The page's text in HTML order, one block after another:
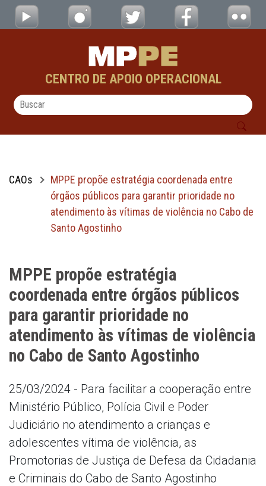
Pular para o Conteúdo principal
MPPE propõe estratégia coordenada
CENTRO DE APOIO OPERACIONAL
CAOs
MPPE propõe estratégia coordenada entre
órgãos públicos para garantir prioridade no
atendimento às vítimas de violência no Cabo de
Santo Agostinho
MPPE propõe estratégia
coordenada entre órgãos públicos
para garantir prioridade no
atendimento às vítimas de violência
no Cabo de Santo Agostinho
25/03/2024 - Para facilitar a cooperação entre
Ministério Público, Polícia Civil e Poder
Judiciário no atendimento a crianças e
adolescentes vítima de violência, as
Promotorias de Justiça de Defesa da Cidadania
e Criminais do Cabo de Santo Agostinho